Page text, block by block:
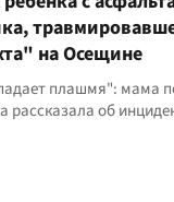
на Осещине
плашмя": мама
рассказала об